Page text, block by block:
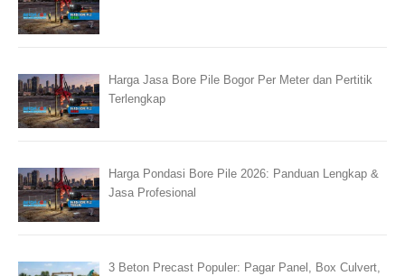
Harga Jasa Bore Pile Bogor Per Meter dan Pertitik
Terlengkap
Harga Pondasi Bore Pile 2026: Panduan Lengkap &
Jasa Profesional
3 Beton Precast Populer: Pagar Panel, Box Culvert,